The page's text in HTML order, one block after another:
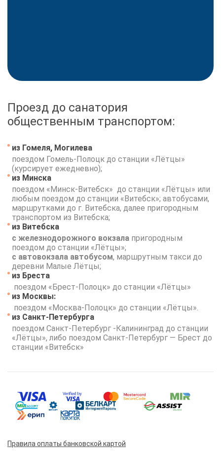
Проезд до санатория
общественным транспортом:
из Гомеля, Могилева
поездом Гомель-Полоцк до станции «Лётцы»
(курсирует ежедневно);
из Минска
поездом «Минск-Витебск» до станции «Лётцы» или
любым поездом до станции «Витебск»; автобусами,
маршрутками до г. Витебска, далее пригородным
транспортом из Витебска;
из Витебска
с железнодорожного вокзала пригородным
поездом до станции «Лётцы»;
с автовокзала автобусом, маршрутным такси до
деревни Малые Лётцы;
из Бреста
поездом «Брест-Полоцк» до станции «Лётцы»
из Москвы:
поездом «Москва-Полоцк» до станции «Лётцы».
из Санкт-Петербурга
поездом Санкт-Петербург -Калининград до станции
«Лётцы», либо поездом Санкт-Петербург — Брест до
станции «Витебск»
Правила оплаты банковской картой